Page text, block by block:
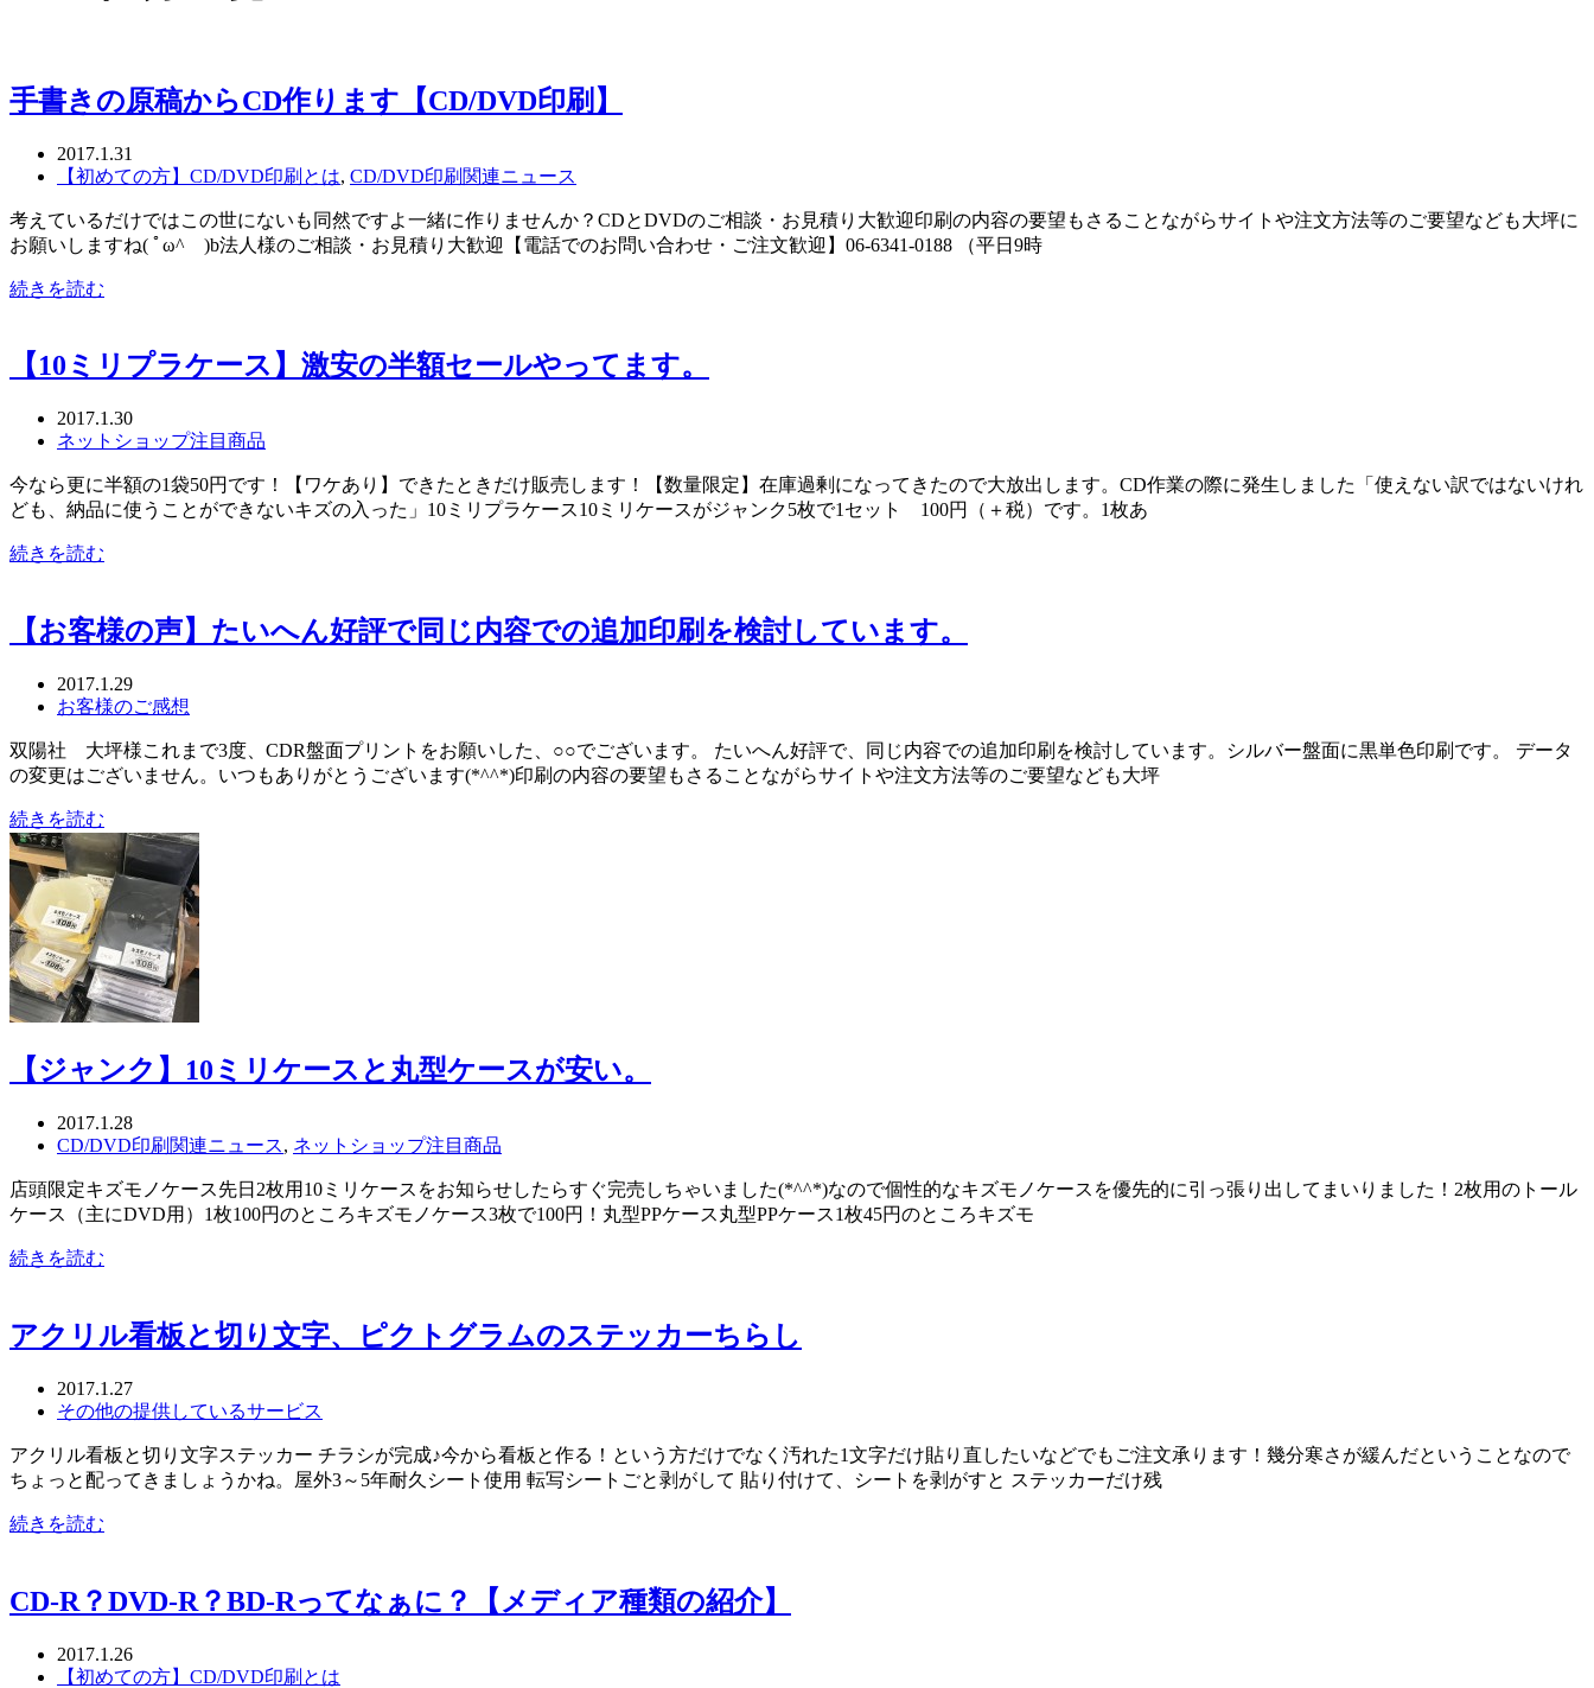
手書きの原稿からCD作ります【CD/DVD印刷】
2017.1.31
【初めての方】CD/DVD印刷とは, CD/DVD印刷関連ニュース
考えているだけではこの世にないも同然ですよ一緒に作りませんか？CDとDVDのご相談・お見積り大歓迎印刷の内容の要望もさることながらサイトや注文方法等のご要望なども大坪に
お願いしますね( ﾟω^ )b法人様のご相談・お見積り大歓迎【電話でのお問い合わせ・ご注文歓迎】06-6341-0188 （平日9時
続きを読む
【10ミリプラケース】激安の半額セールやってます。
2017.1.30
ネットショップ注目商品
今なら更に半額の1袋50円です！【ワケあり】できたときだけ販売します！【数量限定】在庫過剰になってきたので大放出します。CD作業の際に発生しました「使えない訳ではないけれ
ども、納品に使うことができないキズの入った」10ミリプラケース10ミリケースがジャンク5枚で1セット 100円（＋税）です。1枚あ
続きを読む
【お客様の声】たいへん好評で同じ内容での追加印刷を検討しています。
2017.1.29
お客様のご感想
双陽社 大坪様これまで3度、CDR盤面プリントをお願いした、○○でございます。 たいへん好評で、同じ内容での追加印刷を検討しています。シルバー盤面に黒単色印刷です。 データ
の変更はございません。いつもありがとうございます(*^^*)印刷の内容の要望もさることながらサイトや注文方法等のご要望なども大坪
続きを読む
【ジャンク】10ミリケースと丸型ケースが安い。
2017.1.28
CD/DVD印刷関連ニュース, ネットショップ注目商品
店頭限定キズモノケース先日2枚用10ミリケースをお知らせしたらすぐ完売しちゃいました(*^^*)なので個性的なキズモノケースを優先的に引っ張り出してまいりました！2枚用のトール
ケース（主にDVD用）1枚100円のところキズモノケース3枚で100円！丸型PPケース丸型PPケース1枚45円のところキズモ
続きを読む
アクリル看板と切り文字、ピクトグラムのステッカーちらし
2017.1.27
その他の提供しているサービス
アクリル看板と切り文字ステッカー チラシが完成♪今から看板と作る！という方だけでなく汚れた1文字だけ貼り直したいなどでもご注文承ります！幾分寒さが緩んだということなので
ちょっと配ってきましょうかね。屋外3～5年耐久シート使用 転写シートごと剥がして 貼り付けて、シートを剥がすと ステッカーだけ残
続きを読む
CD-R？DVD-R？BD-Rってなぁに？【メディア種類の紹介】
2017.1.26
【初めての方】CD/DVD印刷とは